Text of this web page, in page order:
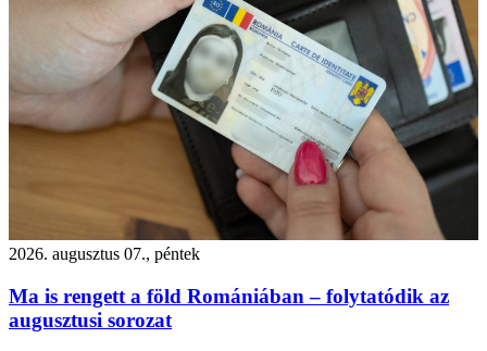
2026. augusztus 07., péntek
Ma is rengett a föld Romániában – folytatódik az
augusztusi sorozat